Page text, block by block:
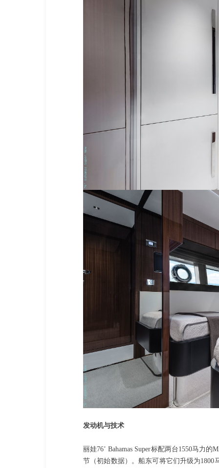
发动机与技术
丽娃76’ Bahamas Super标配两台1550马力
节（初始数据）。船东可将它们升级为1800